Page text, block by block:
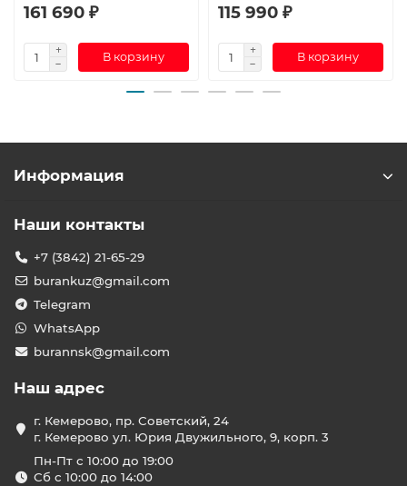
161 690 ₽
В корзину
115 990 ₽
В корзину
Информация
Наши контакты
+7 (3842) 21-65-29
burankuz@gmail.com
Telegram
WhatsApp
burannsk@gmail.com
Наш адрес
г. Кемерово, пр. Советский, 24
г. Кемерово ул. Юрия Двужильного, 9, корп. 3
Пн-Пт с 10:00 до 19:00
Сб с 10:00 до 14:00